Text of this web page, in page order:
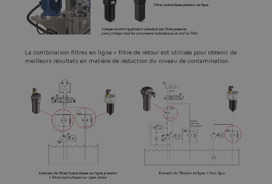
La combinaison filtres en ligne + filtre de retour est utilisée pour obtenir de
meilleurs résultats en matière de réduction du niveau de contamination.